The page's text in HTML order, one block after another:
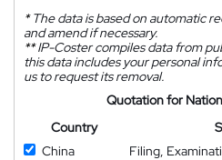
*The data is based on automatic
and amend if necessary.
**IP-Coster compiles data from
this data includes your personal
us to request its removal.
Quotation for
Country
China
Filing,